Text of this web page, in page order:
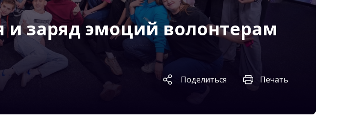
и заряд эмоций волонтерам
Поделиться Печать